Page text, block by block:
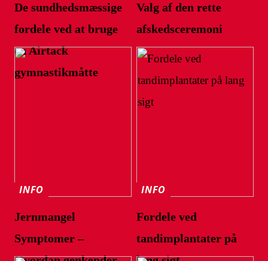
De sundhedsmæssige
fordele ved at bruge
en Airtack
gymnastikmåtte
Valg af den rette
afskedsceremoni
INFO
Jernmangel
Symptomer –
INFO
Fordele ved
tandimplantater på